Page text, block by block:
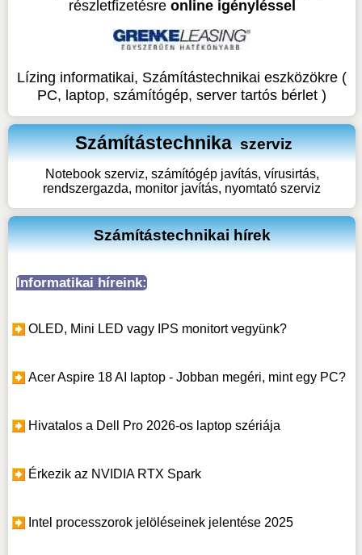
részletfizetésre online igényléssel
Lízing informatikai, Számítástechnikai eszközökre (
PC, laptop, számítógép, server tartós bérlet )
Számítástechnika szerviz
Notebook szerviz, számítógép javítás, vírusirtás,
rendszergazda, monitor javítás, nyomtató szerviz
Számítástechnikai hírek
Informatikai híreink:
OLED, Mini LED vagy IPS monitort vegyünk?
Acer Aspire 18 AI laptop - Jobban megéri, mint egy PC?
Hivatalos a Dell Pro 2026-os laptop szériája
Érkezik az NVIDIA RTX Spark
Intel processzorok jelöléseinek jelentése 2025